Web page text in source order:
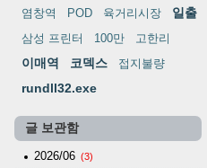
염창역
POD 육거리시장 일출
삼성 프린터 100만 고한리
이매역 코덱스 접지불량
rundll32.exe
글 보관함
2026/06 (3)